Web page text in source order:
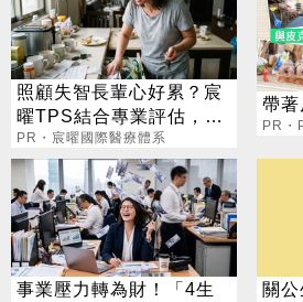
照顧失智長輩心好累？宸
曜TPS結合專業評估，改
善生活品質
PR・宸曜國際醫療體系
帶
PR
事業壓力轉為財！「4生
關